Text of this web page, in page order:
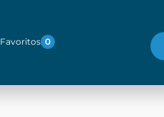
Favoritos 0